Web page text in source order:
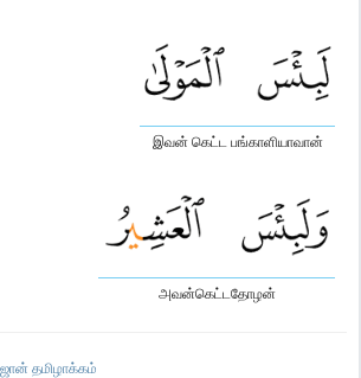
இவன் கெட்ட பங்காளியாவான்
அவன்கெட்டதோழன்
தமிழாக்கம்